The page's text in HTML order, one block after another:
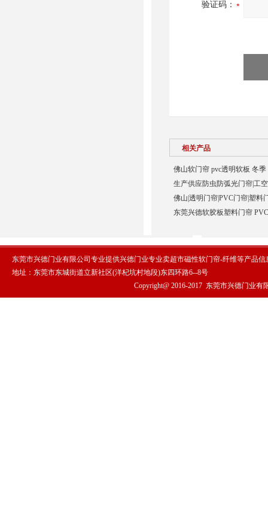
验证码：
相关产品
佛山软门帘 pvc透明软板 冬
生产供应防虫防弧光门帘|工
佛山|透明门帘|PVC门帘|塑料
东莞兴德软胶板塑料门帘
东莞市兴德门业有限公司专业提供兴德门业专业卖超市磁性软门帘-纤维等产品
地址：东莞市东城街道立新社区(洋杞坑村地段)东四环路6--8号
Copyright@ 2016-2017 东莞市兴德门业有